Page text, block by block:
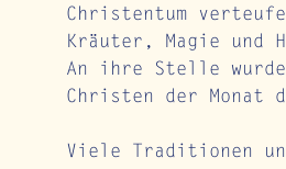
Christentum
Kräuter, Magie und
An ihre Stelle
Christen der Monat
Viele Traditionen